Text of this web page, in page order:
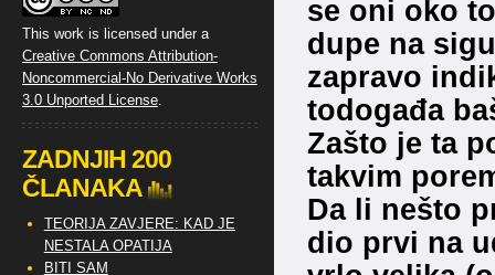
se oni oko
dupe na
zapravo
todogađa
Zašto je ta
takvim
Da li nešto
dio prvi na
This work is licensed under a
Creative Commons Attribution-
Noncommercial-No Derivative Works
3.0 Unported License.
ZADNJIH 200
ČLANAKA
TEORIJA ZAVJERE: KAD JE
NESTALA OPATIJA
BITI SAM